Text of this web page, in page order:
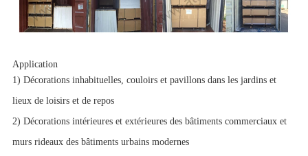
Application
1) Décorations inhabituelles, couloirs et pavillons dans les jardins et
lieux de loisirs et de repos
2) Décorations intérieures et extérieures des bâtiments commerciaux et
murs rideaux des bâtiments urbains modernes